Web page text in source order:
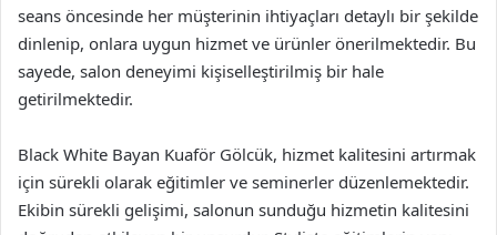
seans öncesinde her müşterinin ihtiyaçları detaylı bir şekilde
dinlenip, onlara uygun hizmet ve ürünler önerilmektedir. Bu
sayede, salon deneyimi kişiselleştirilmiş bir hale
getirilmektedir.
Black White Bayan Kuaför Gölcük, hizmet kalitesini artırmak
için sürekli olarak eğitimler ve seminerler düzenlemektedir.
Ekibin sürekli gelişimi, salonun sunduğu hizmetin kalitesini